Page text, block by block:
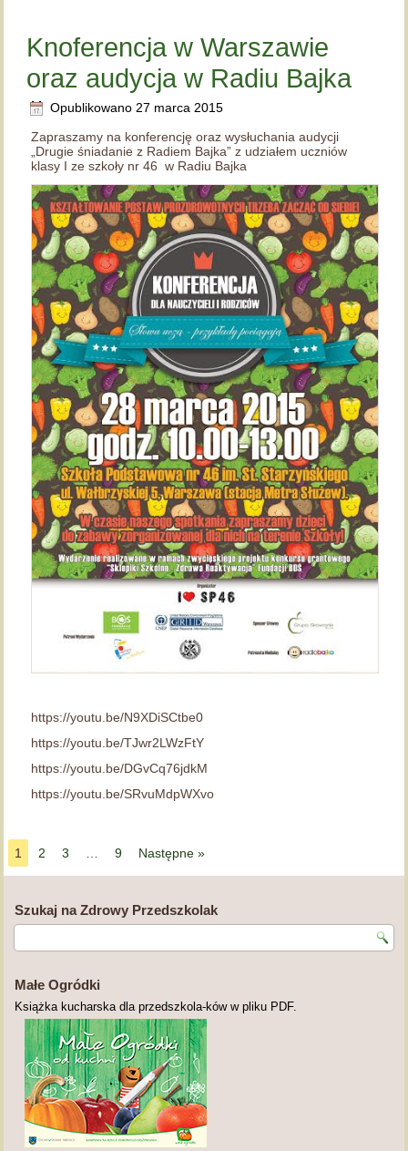
Knoferencja w Warszawie
oraz audycja w Radiu Bajka
Opublikowano 27 marca 2015
Zapraszamy na konferencję oraz wysłuchania audycji
„Drugie śniadanie z Radiem Bajka” z udziałem uczniów
klasy I ze szkoły nr 46 w Radiu Bajka
https://youtu.be/N9XDiSCtbe0
https://youtu.be/TJwr2LWzFtY
https://youtu.be/DGvCq76jdkM
https://youtu.be/SRvuMdpWXvo
1 2 3 … 9 Następne »
Szukaj na Zdrowy Przedszkolak
Małe Ogródki
Książka kucharska dla przedszkola-ków w pliku PDF.